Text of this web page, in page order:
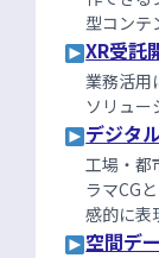
型コンテ
XR受託
業務活用
ソリュー
デジタ
工場・都
ラマCG
感的に表
空間デ